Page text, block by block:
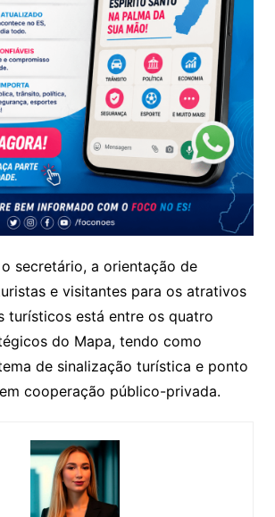
secretário, a orientação de
e visitantes para os atrativos
turísticos está entre os quatro
do Mapa, tendo como
de sinalização turística e ponto
cooperação público-privada.